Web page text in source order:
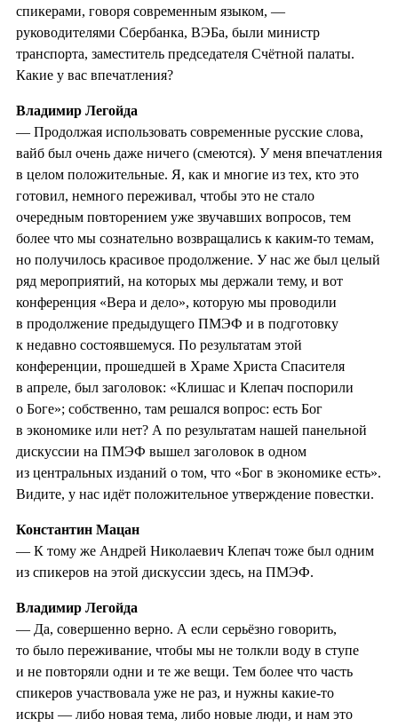
спикерами, говоря современным языком, —
руководителями Сбербанка, ВЭБа, были министр
транспорта, заместитель председателя Счётной палаты.
Какие у вас впечатления?
Владимир Легойда
— Продолжая использовать современные русские слова,
вайб был очень даже ничего (смеются). У меня впечатления
в целом положительные. Я, как и многие из тех, кто это
готовил, немного переживал, чтобы это не стало
очередным повторением уже звучавших вопросов, тем
более что мы сознательно возвращались к каким-то темам,
но получилось красивое продолжение. У нас же был целый
ряд мероприятий, на которых мы держали тему, и вот
конференция «Вера и дело», которую мы проводили
в продолжение предыдущего ПМЭФ и в подготовку
к недавно состоявшемуся. По результатам этой
конференции, прошедшей в Храме Христа Спасителя
в апреле, был заголовок: «Клишас и Клепач поспорили
о Боге»; собственно, там решался вопрос: есть Бог
в экономике или нет? А по результатам нашей панельной
дискуссии на ПМЭФ вышел заголовок в одном
из центральных изданий о том, что «Бог в экономике есть».
Видите, у нас идёт положительное утверждение повестки.
Константин Мацан
— К тому же Андрей Николаевич Клепач тоже был одним
из спикеров на этой дискуссии здесь, на ПМЭФ.
Владимир Легойда
— Да, совершенно верно. А если серьёзно говорить,
то было переживание, чтобы мы не толкли воду в ступе
и не повторяли одни и те же вещи. Тем более что часть
спикеров участвовала уже не раз, и нужны какие-то
искры — либо новая тема, либо новые люди, и нам это